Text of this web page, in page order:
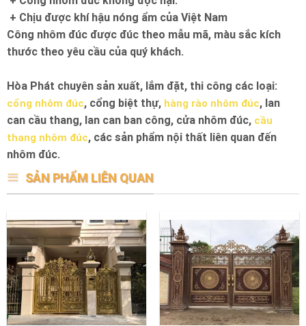
+ Chịu được khí hậu nóng ẩm của Việt Nam
Công nhôm đúc được đúc theo mẫu mã, màu sắc kích
thước theo yêu cầu của quý khách.
Hòa Phát chuyên sản xuất, lắm đặt, thi công các loại:
cổng nhôm đúc, cổng biệt thự, hàng rào nhôm đúc, lan
can cầu thang, lan can ban công, cửa nhôm đúc, cầu
thang nhôm đúc, các sản phẩm nội thất liên quan đến
nhôm đúc.
SẢN PHẨM LIÊN QUAN